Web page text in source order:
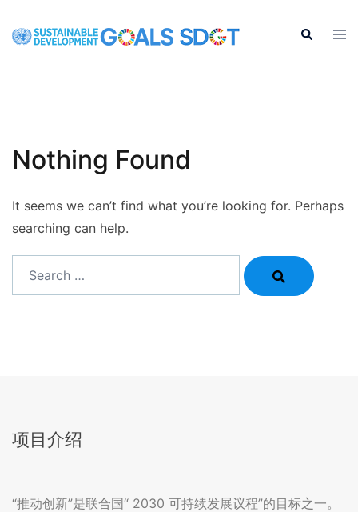
Search
Nothing Found
It seems we can’t find what you’re looking for. Perhaps
searching can help.
项目介绍
“推动创新”是联合国“ 2030 可持续发展议程”的目标之一。